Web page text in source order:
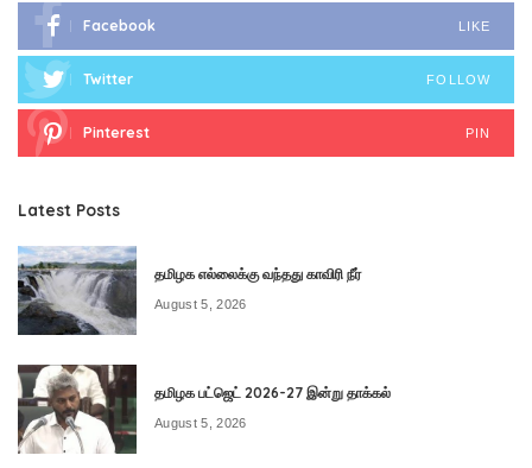
Facebook LIKE
Twitter FOLLOW
Pinterest PIN
Latest Posts
தமிழக எல்லைக்கு வந்தது காவிரி நீர்
August 5, 2026
தமிழக பட்ஜெட் 2026-27 இன்று தாக்கல்
August 5, 2026